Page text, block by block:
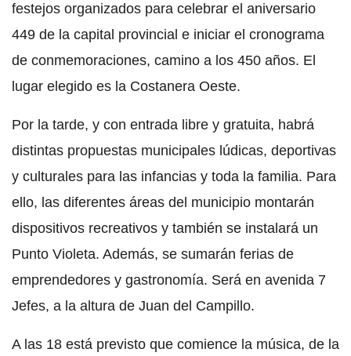
festejos organizados para celebrar el aniversario
449 de la capital provincial e iniciar el cronograma
de conmemoraciones, camino a los 450 años. El
lugar elegido es la Costanera Oeste.
Por la tarde, y con entrada libre y gratuita, habrá
distintas propuestas municipales lúdicas, deportivas
y culturales para las infancias y toda la familia. Para
ello, las diferentes áreas del municipio montarán
dispositivos recreativos y también se instalará un
Punto Violeta. Además, se sumarán ferias de
emprendedores y gastronomía. Será en avenida 7
Jefes, a la altura de Juan del Campillo.
A las 18 está previsto que comience la música, de la